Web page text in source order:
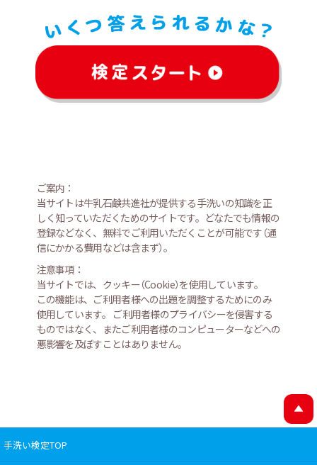
ご案内：
当サイトは牛乳石鹸共進社が提供する手洗いの知識を正
しく知っていただくためのサイトです。どなたでも情報の
登録などなく、無料でご利用いただくことが可能です（通
信にかかる費用などは含まず）
。
注意事項：
当サイトでは、クッキー（Cookie）を使用しています。
この機能は、ご利用者様への出題を調整するためにのみ
使用しています。 ご利用者様のプライバシーを侵害する
ものではなく、またご利用者様のコンピューターなどへの
悪影響を及ぼすことはありません。
手洗い検定TOP